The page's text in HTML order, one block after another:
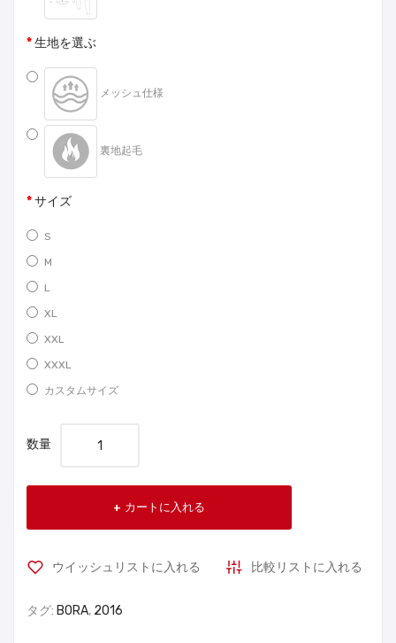
生地を選ぶ
メッシュ仕様
裏地起毛
サイズ
S
M
L
XL
XXL
XXXL
カスタムサイズ
数量
カートに入れる
ウイッシュリストに入れる 比較リストに入れる
タグ: BORA, 2016